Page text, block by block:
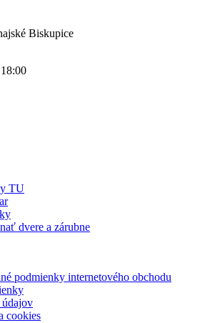
Biskupice
TU
dvere a zárubne
podmienky internetového obchodu
údajov
cookies